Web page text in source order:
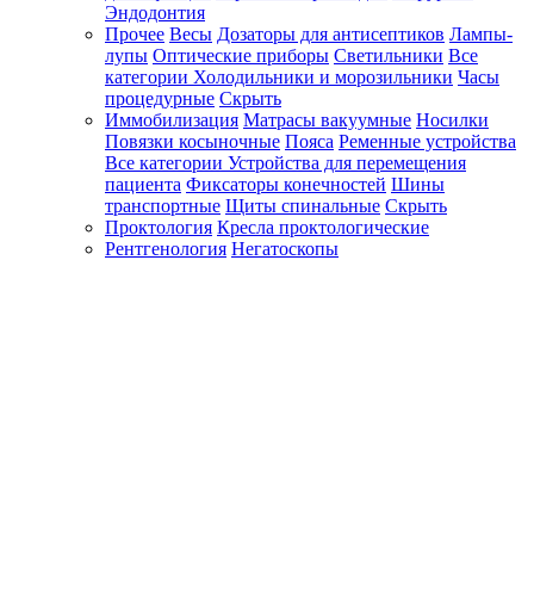
Эндодонтия
Прочее Весы Дозаторы для антисептиков Лампы-
лупы Оптические приборы Светильники Все
категории Холодильники и морозильники Часы
процедурные Скрыть
Иммобилизация Матрасы вакуумные Носилки
Повязки косыночные Пояса Ременные устройства
Все категории Устройства для перемещения
пациента Фиксаторы конечностей Шины
транспортные Щиты спинальные Скрыть
Проктология Кресла проктологические
Рентгенология Негатоскопы